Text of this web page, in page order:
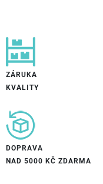
ZÁRUKA
KVALITY
DOPRAVA
NAD 5000 KČ ZDARMA